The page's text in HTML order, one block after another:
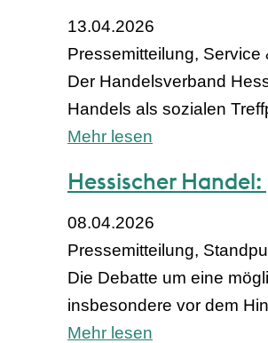
13.04.2026
Pressemitteilung, Service
Der Handelsverband
Handels als sozialen
Mehr lesen
Hessischer
08.04.2026
Pressemitteilung,
Die Debatte um eine
insbesondere vor dem
Mehr lesen